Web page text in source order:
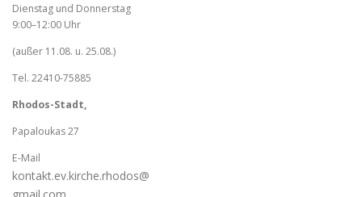
Dienstag und Donnerstag
9:00–12:00 Uhr
(außer 11.08. u. 25.08.)
Tel. 22410-75885
Rhodos-Stadt,
Papaloukas 27
E-Mail
kontakt.ev.kirche.rhodos@